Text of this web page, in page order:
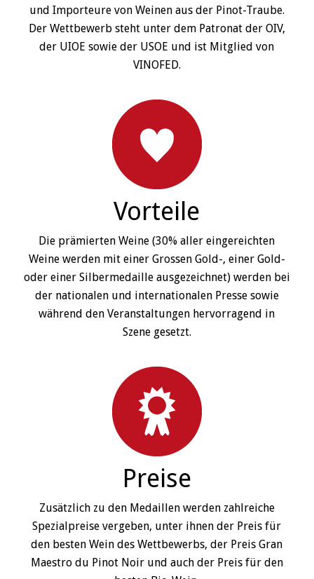
und Importeure von Weinen aus der Pinot-Traube.
Der Wettbewerb steht unter dem Patronat der OIV,
der UIOE sowie der USOE und ist Mitglied von
VINOFED.
Vorteile
Die prämierten Weine (30% aller eingereichten
Weine werden mit einer Grossen Gold-, einer Gold-
oder einer Silbermedaille ausgezeichnet) werden bei
der nationalen und internationalen Presse sowie
während den Veranstaltungen hervorragend in
Szene gesetzt.
Preise
Zusätzlich zu den Medaillen werden zahlreiche
Spezialpreise vergeben, unter ihnen der Preis für
den besten Wein des Wettbewerbs, der Preis Gran
Maestro du Pinot Noir und auch der Preis für den